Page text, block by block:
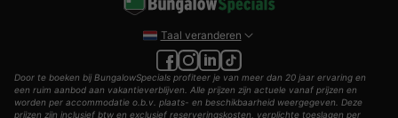
Taal veranderen
Door te boeken bij BungalowSpecials profiteer je van meer dan 20 jaar ervaring en
een ruim aanbod aan vakantieverblijven. Alle prijzen zijn actuele vanaf prijzen en
worden per accommodatie o.b.v. plaats- en beschikbaarheid weergegeven. Deze
prijzen zijn inclusief btw en exclusief reserveringskosten, verplichte toeslagen per